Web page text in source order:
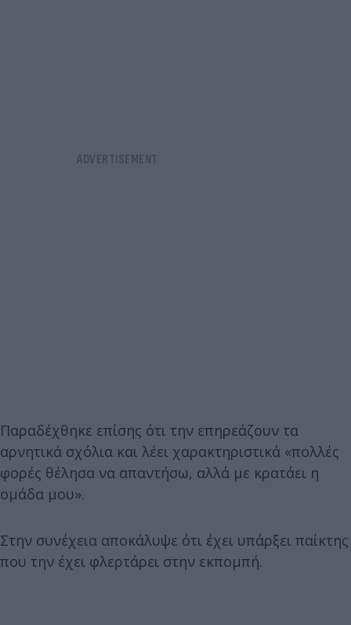
Παραδέχθηκε επίσης ότι την επηρεάζουν τα
αρνητικά σχόλια και λέει χαρακτηριστικά «πολλές
φορές θέλησα να απαντήσω, αλλά με κρατάει η
ομάδα μου».
Στην συνέχεια αποκάλυψε ότι έχει υπάρξει παίκτης
που την έχει φλερτάρει στην εκπομπή.